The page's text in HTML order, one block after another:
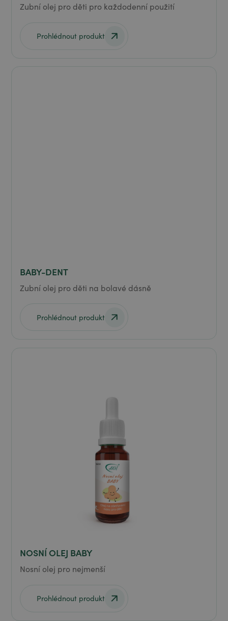
Zubní olej pro děti pro každodenní použití
Prohlédnout produkt
BABY-DENT
Zubní olej pro děti na bolavé dásně
Prohlédnout produkt
NOSNÍ OLEJ BABY
Nosní olej pro nejmenší
Prohlédnout produkt